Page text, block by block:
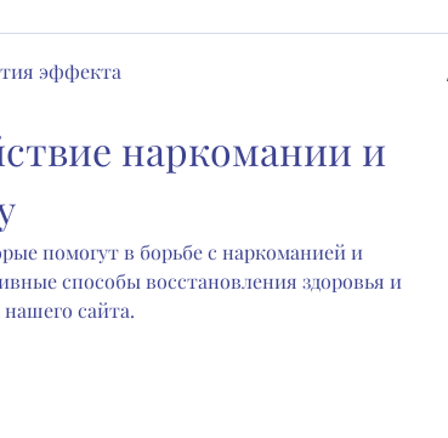
эффекта
наркомании и
помогут в борьбе с наркоманией и
способы восстановления здоровья и
сайта.